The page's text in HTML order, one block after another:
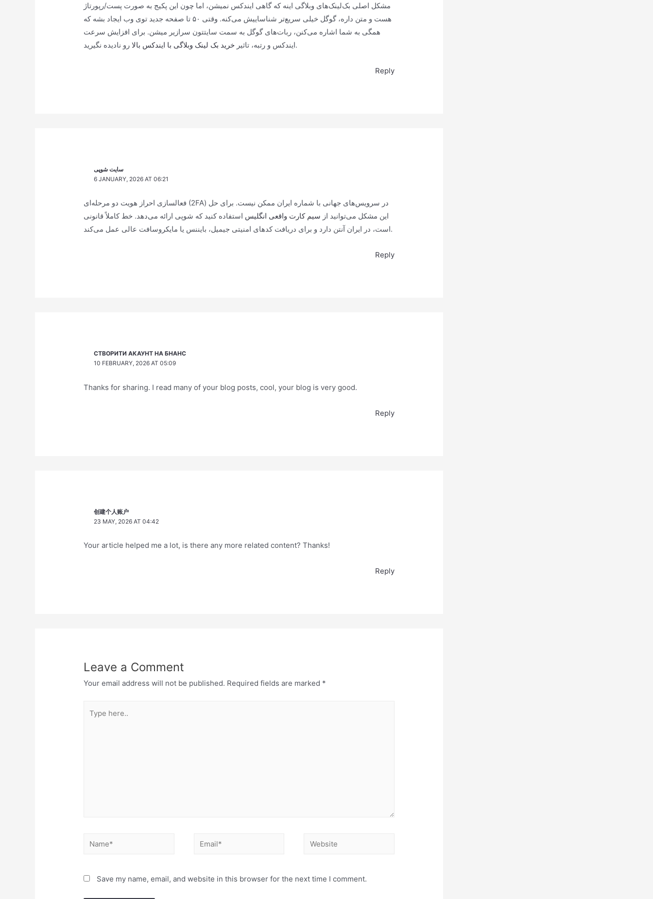
مشکل اصلی بک‌لینک‌های وبلاگی اینه که گاهی ایندکس نمیشن، اما چون این پکیج به صورت پست/رپورتاژ
هست و متن داره، گوگل خیلی سریع‌تر شناساییش می‌کنه. وقتی ۵۰ تا صفحه جدید توی وب ایجاد بشه که
همگی به شما اشاره می‌کنن، ربات‌های گوگل به سمت سایتتون سرازیر میشن. برای افزایش سرعت
ایندکس و رتبه، تاثیر خرید بک لینک وبلاگی با ایندکس بالا رو نادیده نگیرید.
Reply
سایت شوپی
6 JANUARY, 2026 AT 06:21
فعالسازی احراز هویت دو مرحله‌ای (2FA) در سرویس‌های جهانی با شماره ایران ممکن نیست. برای حل
این مشکل می‌توانید از سیم کارت واقعی انگلیس استفاده کنید که شوپی ارائه می‌دهد. خط کاملاً قانونی
است، در ایران آنتن دارد و برای دریافت کدهای امنیتی جیمیل، بایننس یا مایکروسافت عالی عمل می‌کند.
Reply
СТВОРИТИ АКАУНТ НА БНАНС
10 FEBRUARY, 2026 AT 05:09
Thanks for sharing. I read many of your blog posts, cool, your blog is very good.
Reply
创建个人账户
23 MAY, 2026 AT 04:42
Your article helped me a lot, is there any more related content? Thanks!
Reply
Leave a Comment
Your email address will not be published. Required fields are marked *
here..
Name* Email* Website
Save my name, email, and website in this browser for the next time I comment.